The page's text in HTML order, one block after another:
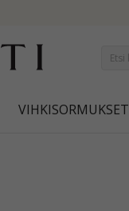
VIHKISORMUKSET